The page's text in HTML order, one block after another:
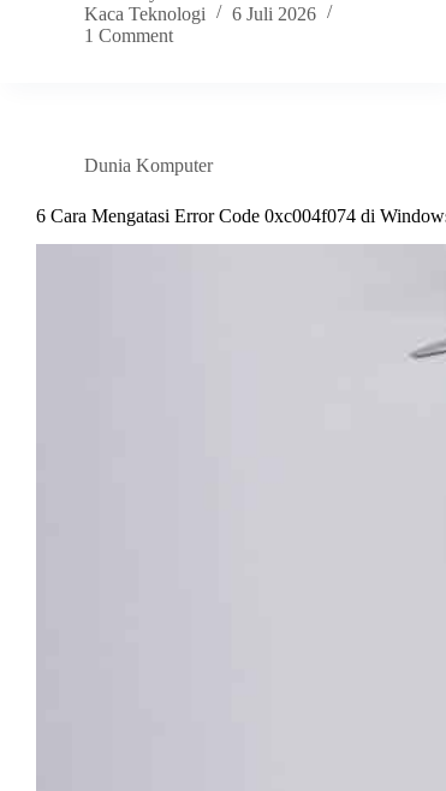
Kaca Teknologi
6 Juli 2026
1 Comment
Dunia Komputer
6 Cara Mengatasi Error Code 0xc004f074 di